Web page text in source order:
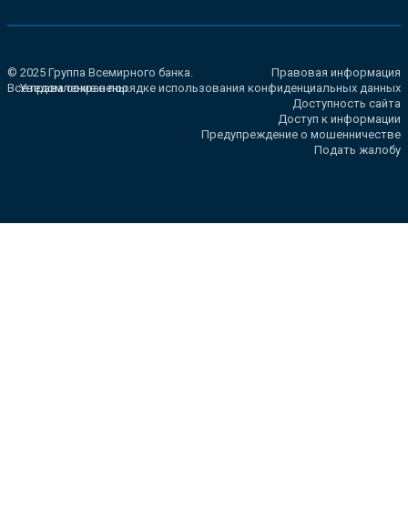
© 2025 Группа Всемирного банка.
Все права сохранены.
Правовая информация
Уведомление о порядке использования конфиденциальных данных
Доступность сайта
Доступ к информации
Предупреждение о мошенничестве
Подать жалобу